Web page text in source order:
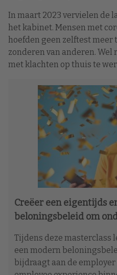
In maart 2023 vervielen de
het kabinet. Mensen met
hoefden geen zelftest meer
zonderen van anderen.
met klachten op thuis te
Creëer een eigentijds
beloningsbeleid om
Tijdens deze masterclass
een modern
bijdraagt aan de